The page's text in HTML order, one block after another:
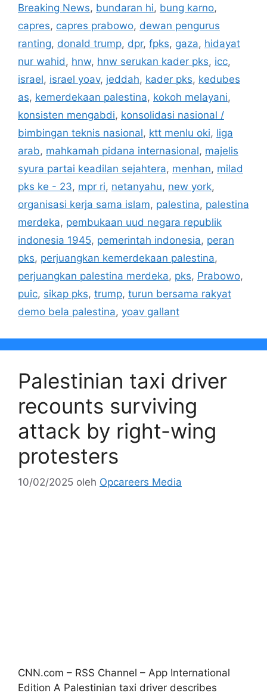
Breaking News, bundaran hi, bung karno,
capres, capres prabowo, dewan pengurus
ranting, donald trump, dpr, fpks, gaza, hidayat
nur wahid , hnw, hnw serukan kader pks, icc,
israel, israel yoav, jeddah, kader pks, kedubes
as, kemerdekaan palestina, kokoh melayani,
konsisten mengabdi, konsolidasi nasional /
bimbingan teknis nasional, ktt menlu oki, liga
arab, mahkamah pidana internasional, majelis
syura partai keadilan sejahtera, menhan, milad
pks ke - 23, mpr ri, netanyahu, new york,
organisasi kerja sama islam, palestina, palestina
merdeka, pembukaan uud negara republik
indonesia 1945, pemerintah indonesia, peran
pks, perjuangkan kemerdekaan palestina,
perjuangkan palestina merdeka, pks, Prabowo,
puic, sikap pks, trump, turun bersama rakyat
demo bela palestina, yoav gallant
Palestinian taxi driver
recounts surviving
attack by right-wing
protesters
10/02/2025 oleh Opcareers Media
CNN.com – RSS Channel – App International
Edition A Palestinian taxi driver describes